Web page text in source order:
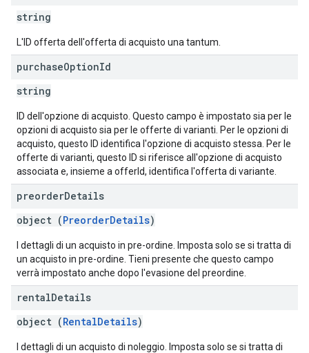
string
L'ID offerta dell'offerta di acquisto una tantum.
purchaseOptionId
string
ID dell'opzione di acquisto. Questo campo è impostato sia per le
opzioni di acquisto sia per le offerte di varianti. Per le opzioni di
acquisto, questo ID identifica l'opzione di acquisto stessa. Per le
offerte di varianti, questo ID si riferisce all'opzione di acquisto
associata e, insieme a offerId, identifica l'offerta di variante.
preorderDetails
object (PreorderDetails)
I dettagli di un acquisto in pre-ordine. Imposta solo se si tratta di
un acquisto in pre-ordine. Tieni presente che questo campo
verrà impostato anche dopo l'evasione del preordine.
rentalDetails
object (RentalDetails)
I dettagli di un acquisto di noleggio. Imposta solo se si tratta di